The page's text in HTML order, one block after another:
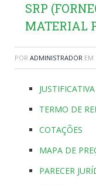
SRP
MATERIAL
POR ADMINISTRADOR EM
JUSTIFICATIVA
TERMO DE
COTAÇÕES
MAPA DE
PARECER